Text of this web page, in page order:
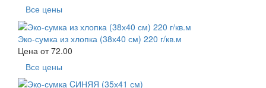
Все цены
Эко-сумка из хлопка (38х40 см) 220 г/кв.м
Цена от72.00
Все цены